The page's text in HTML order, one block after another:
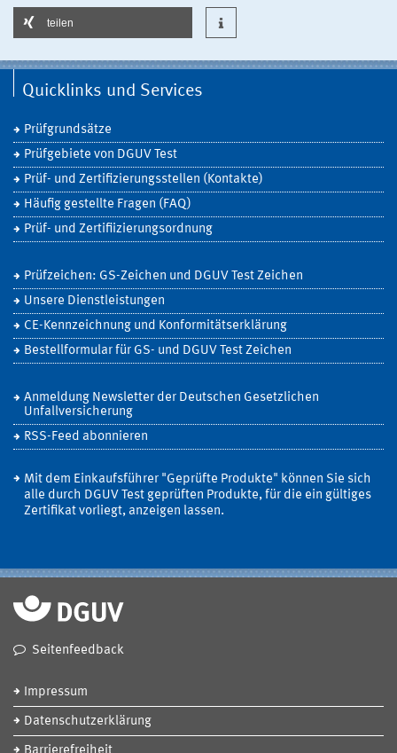
teilen
Quicklinks und Services
Prüfgrundsätze
Prüfgebiete von DGUV Test
Prüf- und Zertifizierungsstellen (Kontakte)
Häufig gestellte Fragen (FAQ)
Prüf- und Zertifiizierungsordnung
Prüfzeichen: GS-Zeichen und DGUV Test Zeichen
Unsere Dienstleistungen
CE-Kennzeichnung und Konformitätserklärung
Bestellformular für GS- und DGUV Test Zeichen
Anmeldung Newsletter der Deutschen Gesetzlichen
Unfallversicherung
RSS-Feed abonnieren
Mit dem Einkaufsführer "Geprüfte Produkte" können Sie sich
alle durch DGUV Test geprüften Produkte, für die ein gültiges
Zertifikat vorliegt, anzeigen lassen.
Seitenfeedback
Impressum
Datenschutzerklärung